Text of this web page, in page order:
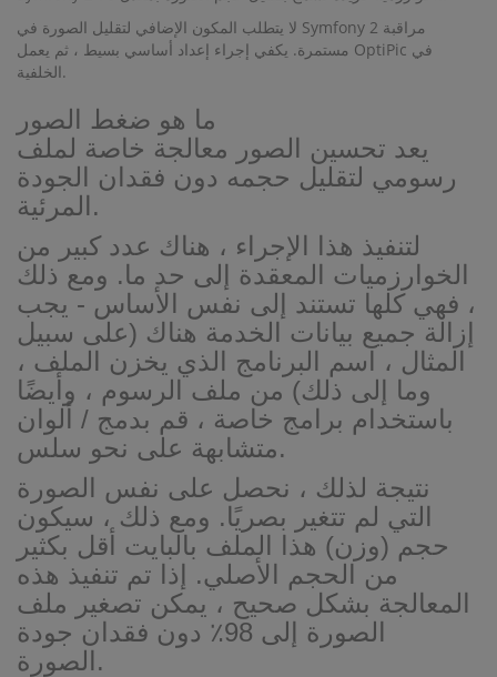
لا يتطلب المكون الإضافي لتقليل الصورة في Symfony 2 مراقبة
مستمرة. يكفي إجراء إعداد أساسي بسيط ، ثم يعمل OptiPic في
الخلفية.
ما هو ضغط الصور
يعد تحسين الصور معالجة خاصة لملف
رسومي لتقليل حجمه دون فقدان الجودة
المرئية.
لتنفيذ هذا الإجراء ، هناك عدد كبير من
الخوارزميات المعقدة إلى حد ما. ومع ذلك
، فهي كلها تستند إلى نفس الأساس - يجب
إزالة جميع بيانات الخدمة هناك (على سبيل
المثال ، اسم البرنامج الذي يخزن الملف ،
وما إلى ذلك) من ملف الرسوم ، وأيضًا
باستخدام برامج خاصة ، قم بدمج / ألوان
متشابهة على نحو سلس.
نتيجة لذلك ، نحصل على نفس الصورة
التي لم تتغير بصريًا. ومع ذلك ، سيكون
حجم (وزن) هذا الملف بالبايت أقل بكثير
من الحجم الأصلي. إذا تم تنفيذ هذه
المعالجة بشكل صحيح ، يمكن تصغير ملف
الصورة إلى 98٪ دون فقدان جودة
الصورة.